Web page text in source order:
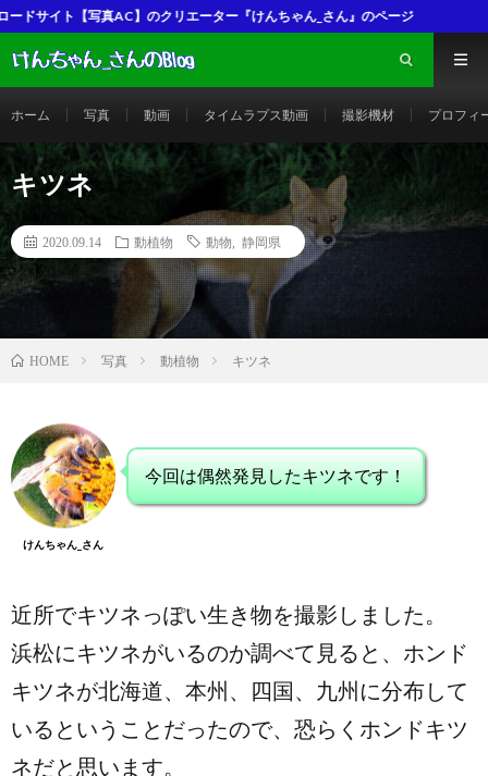
のクリエーター『けんちゃん_さん』のページ
ホーム 写真 動画 タイムラプス動画 撮影機材 プロフィ
キツネ
2020.09.14 動植物 動物 静岡県
HOME 写真 動植物 キツネ
けんちゃん_さん
今回は偶然発見したキツネです！
近所でキツネっぽい生き物を撮影しました。
浜松にキツネがいるのか調べて見ると、ホンド
キツネが北海道、本州、四国、九州に分布して
いるということだったので、恐らくホンドキツ
ネだと思います。